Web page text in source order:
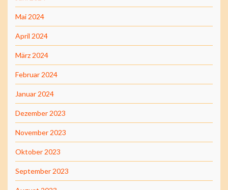
Mai 2024
April 2024
März 2024
Februar 2024
Januar 2024
Dezember 2023
November 2023
Oktober 2023
September 2023